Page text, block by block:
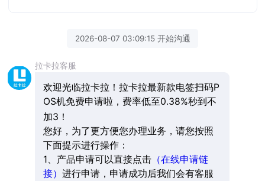
2026-08-07 03:09:15 开始沟通
拉卡拉客服
欢迎光临拉卡拉！拉卡拉最新款电签扫码P
OS机免费申请啦，费率低至0.38%秒到不
加3！
您好，为了更方便您办理业务，请您按照
下面提示进行操作：
1、产品申请可以直接点击（在线申请链
接） 进行申请，申请成功后我们会有客服